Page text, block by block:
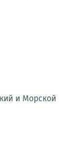
и Морской